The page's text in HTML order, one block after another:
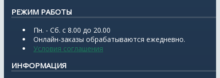
РЕЖИМ РАБОТЫ
Пн. - Сб. с 8.00 до 20.00
Онлайн-заказы обрабатываются ежедневно.
Условия соглашения
ИНФОРМАЦИЯ